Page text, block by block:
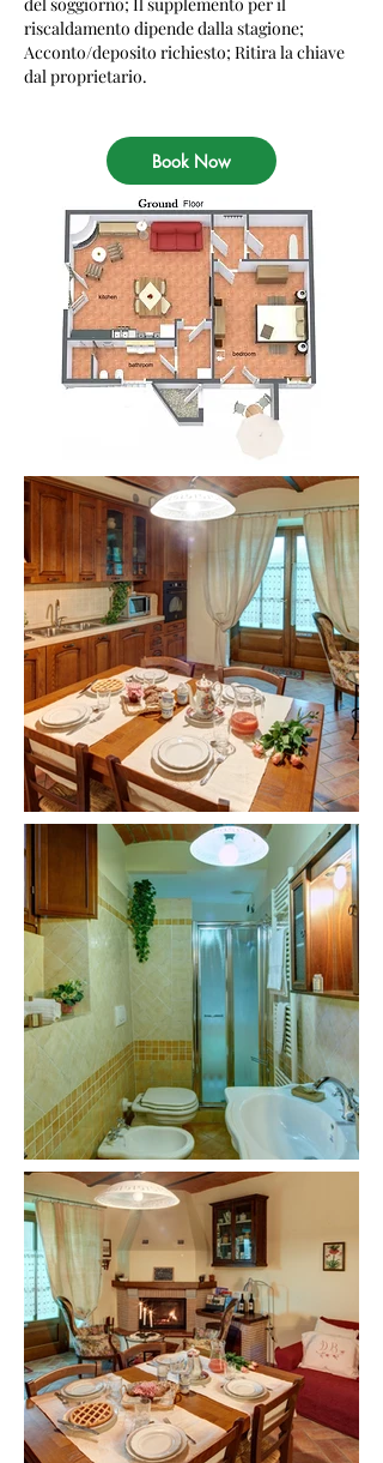
riscaldamento dipende dalla stagione;
Acconto/deposito richiesto; Ritira la chiave
dal proprietario.
Book Now